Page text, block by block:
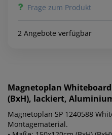
Frage zum Produkt
2 Angebote verfügbar
Magnetoplan Whiteboard
(BxH), lackiert,
Magnetoplan SP 1240588
Montagematerial.